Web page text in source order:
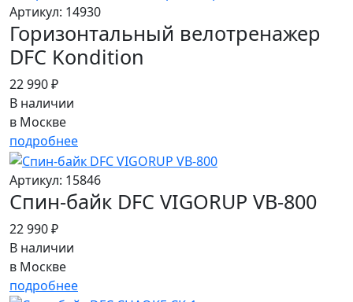
Артикул: 14930
Горизонтальный велотренажер
DFC Kondition
22 990 ₽
В наличии
в Москве
подробнее
Артикул: 15846
Спин-байк DFC VIGORUP VB-800
22 990 ₽
В наличии
в Москве
подробнее